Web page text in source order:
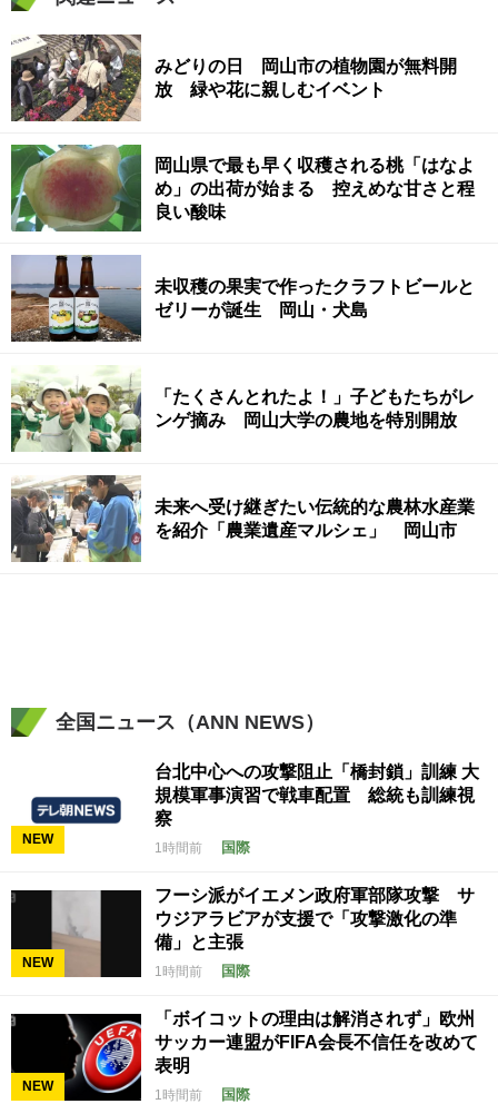
みどりの日 岡山市の植物園が無料開
放 緑や花に親しむイベント
岡山県で最も早く収穫される桃「はなよ
め」の出荷が始まる 控えめな甘さと程
良い酸味
未収穫の果実で作ったクラフトビールと
ゼリーが誕生 岡山・犬島
「たくさんとれたよ！」子どもたちがレ
ンゲ摘み 岡山大学の農地を特別開放
未来へ受け継ぎたい伝統的な農林水産業
を紹介「農業遺産マルシェ」 岡山市
全国ニュース（ANN NEWS）
NEW
台北中心への攻撃阻止「橋封鎖」訓練 大
規模軍事演習で戦車配置 総統も訓練視
察
1時間前 国際
NEW
フーシ派がイエメン政府軍部隊攻撃 サ
ウジアラビアが支援で「攻撃激化の準
備」と主張
1時間前 国際
NEW
「ボイコットの理由は解消されず」欧州
サッカー連盟がFIFA会長不信任を改めて
表明
1時間前 国際